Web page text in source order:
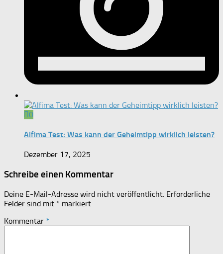
0
Alfima Test: Was kann der Geheimtipp wirklich leisten?
Dezember 17, 2025
Schreibe einen Kommentar
Deine E-Mail-Adresse wird nicht veröffentlicht. Erforderliche
Felder sind mit * markiert
Kommentar *